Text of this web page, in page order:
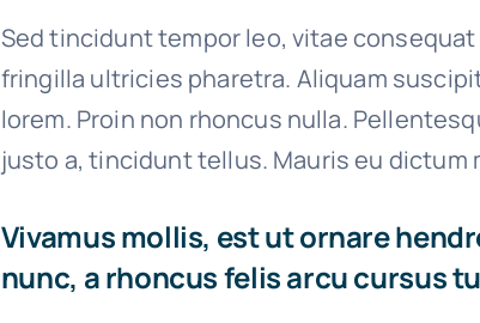
Sed tincidunt tempor leo, vitae
fringilla ultricies pharetra. Aliquam
lorem. Proin non rhoncus nulla.
justo a, tincidunt tellus. Mauris eu dictum
Vivamus mollis, est ut ornare
nunc, a rhoncus felis arcu cursus